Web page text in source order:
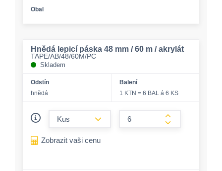
Obal
Hnědá lepicí páska 48 mm / 60 m / akrylát
TAPE/AB/48/60M/PC
Skladem
Odstín
hnědá
Balení
1 KTN = 6 BAL á 6 KS
form.increase-
Zobrazit vaši cenu